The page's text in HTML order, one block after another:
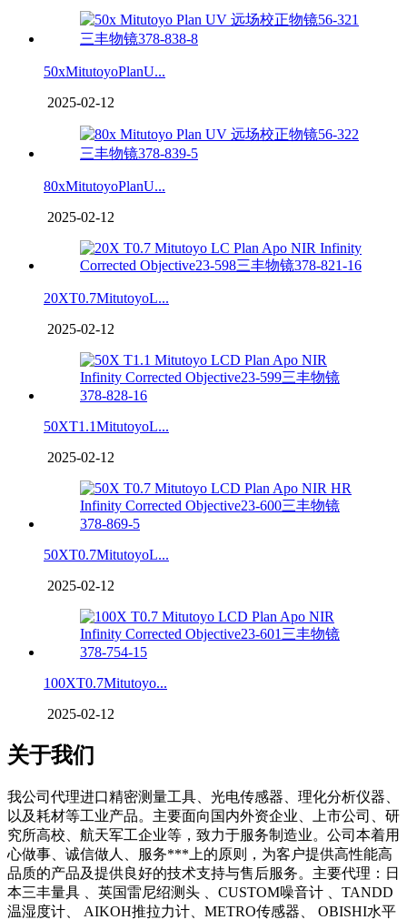
50xMitutoyoPlanU...
2025-02-12
80xMitutoyoPlanU...
2025-02-12
20XT0.7MitutoyoL...
2025-02-12
50XT1.1MitutoyoL...
2025-02-12
50XT0.7MitutoyoL...
2025-02-12
100XT0.7Mitutoyo...
2025-02-12
关于我们
我公司代理进口精密测量工具、光电传感器、理化分析仪器、
以及耗材等工业产品。主要面向国内外资企业、上市公司、研
究所高校、航天军工企业等，致力于服务制造业。公司本着用
心做事、诚信做人、服务***上的原则，为客户提供高性能高
品质的产品及提供良好的技术支持与售后服务。主要代理：日
本三丰量具 、英国雷尼绍测头 、CUSTOM噪音计 、TANDD
温湿度计、 AIKOH推拉力计、METRO传感器、 OBISHI水平